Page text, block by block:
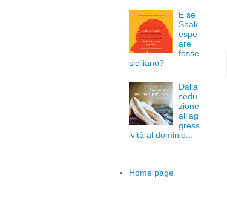
E se
Shak
espe
are
fosse
siciliano?
Dalla
sedu
zione
all’ag
gress
ività al dominio...
Home page